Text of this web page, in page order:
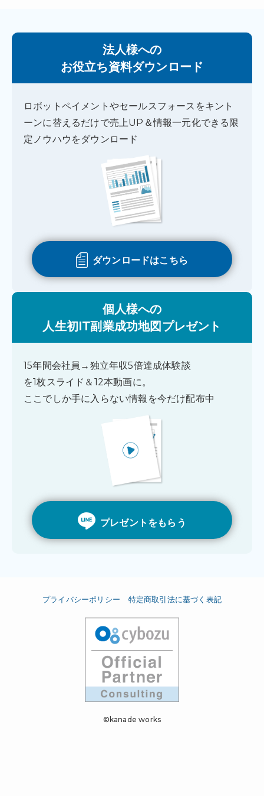
法人様への
お役立ち資料ダウンロード
ロボットペイメントやセールスフォースをキント
ーンに替えるだけで売上UP＆情報一元化できる限
定ノウハウをダウンロード
ダウンロードはこちら
個人様への
人生初IT副業成功地図プレゼント
15年間会社員→独立年収5倍達成体験談
を1枚スライド＆12本動画に。
ここでしか手に入らない情報を今だけ配布中
プレゼントをもらう
プライバシーポリシー 特定商取引法に基づく表記
©kanade works